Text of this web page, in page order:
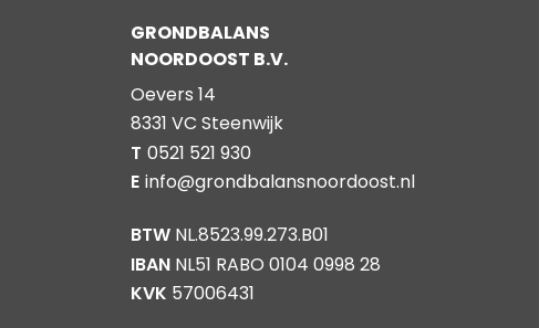
GRONDBALANS
NOORDOOST B.V.
Oevers 14
8331 VC Steenwijk
T 0521 521 930
E info@grondbalansnoordoost.nl
BTW NL.8523.99.273.B01
IBAN NL51 RABO 0104 0998 28
KVK 57006431